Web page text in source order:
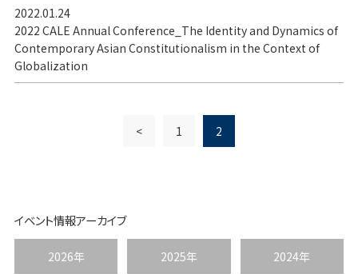
2022.01.24
2022 CALE Annual Conference_The Identity and Dynamics of
Contemporary Asian Constitutionalism in the Context of
Globalization
< 1 2
イベント情報アーカイブ
2026年 2025年 2024年